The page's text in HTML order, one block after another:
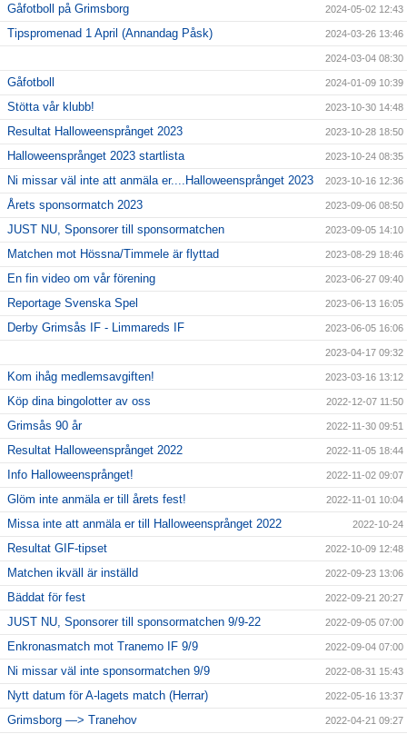
Gåfotboll på Grimsborg 2024-05-02 12:43
Tipspromenad 1 April (Annandag Påsk) 2024-03-26 13:46
2024-03-04 08:30
Gåfotboll 2024-01-09 10:39
Stötta vår klubb! 2023-10-30 14:48
Resultat Halloweensprånget 2023 2023-10-28 18:50
Halloweensprånget 2023 startlista 2023-10-24 08:35
Ni missar väl inte att anmäla er....Halloweensprånget 2023 2023-10-16 12:36
Årets sponsormatch 2023 2023-09-06 08:50
JUST NU, Sponsorer till sponsormatchen 2023-09-05 14:10
Matchen mot Hössna/Timmele är flyttad 2023-08-29 18:46
En fin video om vår förening 2023-06-27 09:40
Reportage Svenska Spel 2023-06-13 16:05
Derby Grimsås IF - Limmareds IF 2023-06-05 16:06
2023-04-17 09:32
Kom ihåg medlemsavgiften! 2023-03-16 13:12
Köp dina bingolotter av oss 2022-12-07 11:50
Grimsås 90 år 2022-11-30 09:51
Resultat Halloweensprånget 2022 2022-11-05 18:44
Info Halloweensprånget! 2022-11-02 09:07
Glöm inte anmäla er till årets fest! 2022-11-01 10:04
Missa inte att anmäla er till Halloweensprånget 2022 2022-10-24
Resultat GIF-tipset 2022-10-09 12:48
Matchen ikväll är inställd 2022-09-23 13:06
Bäddat för fest 2022-09-21 20:27
JUST NU, Sponsorer till sponsormatchen 9/9-22 2022-09-05 07:00
Enkronasmatch mot Tranemo IF 9/9 2022-09-04 07:00
Ni missar väl inte sponsormatchen 9/9 2022-08-31 15:43
Nytt datum för A-lagets match (Herrar) 2022-05-16 13:37
Grimsborg —> Tranehov 2022-04-21 09:27